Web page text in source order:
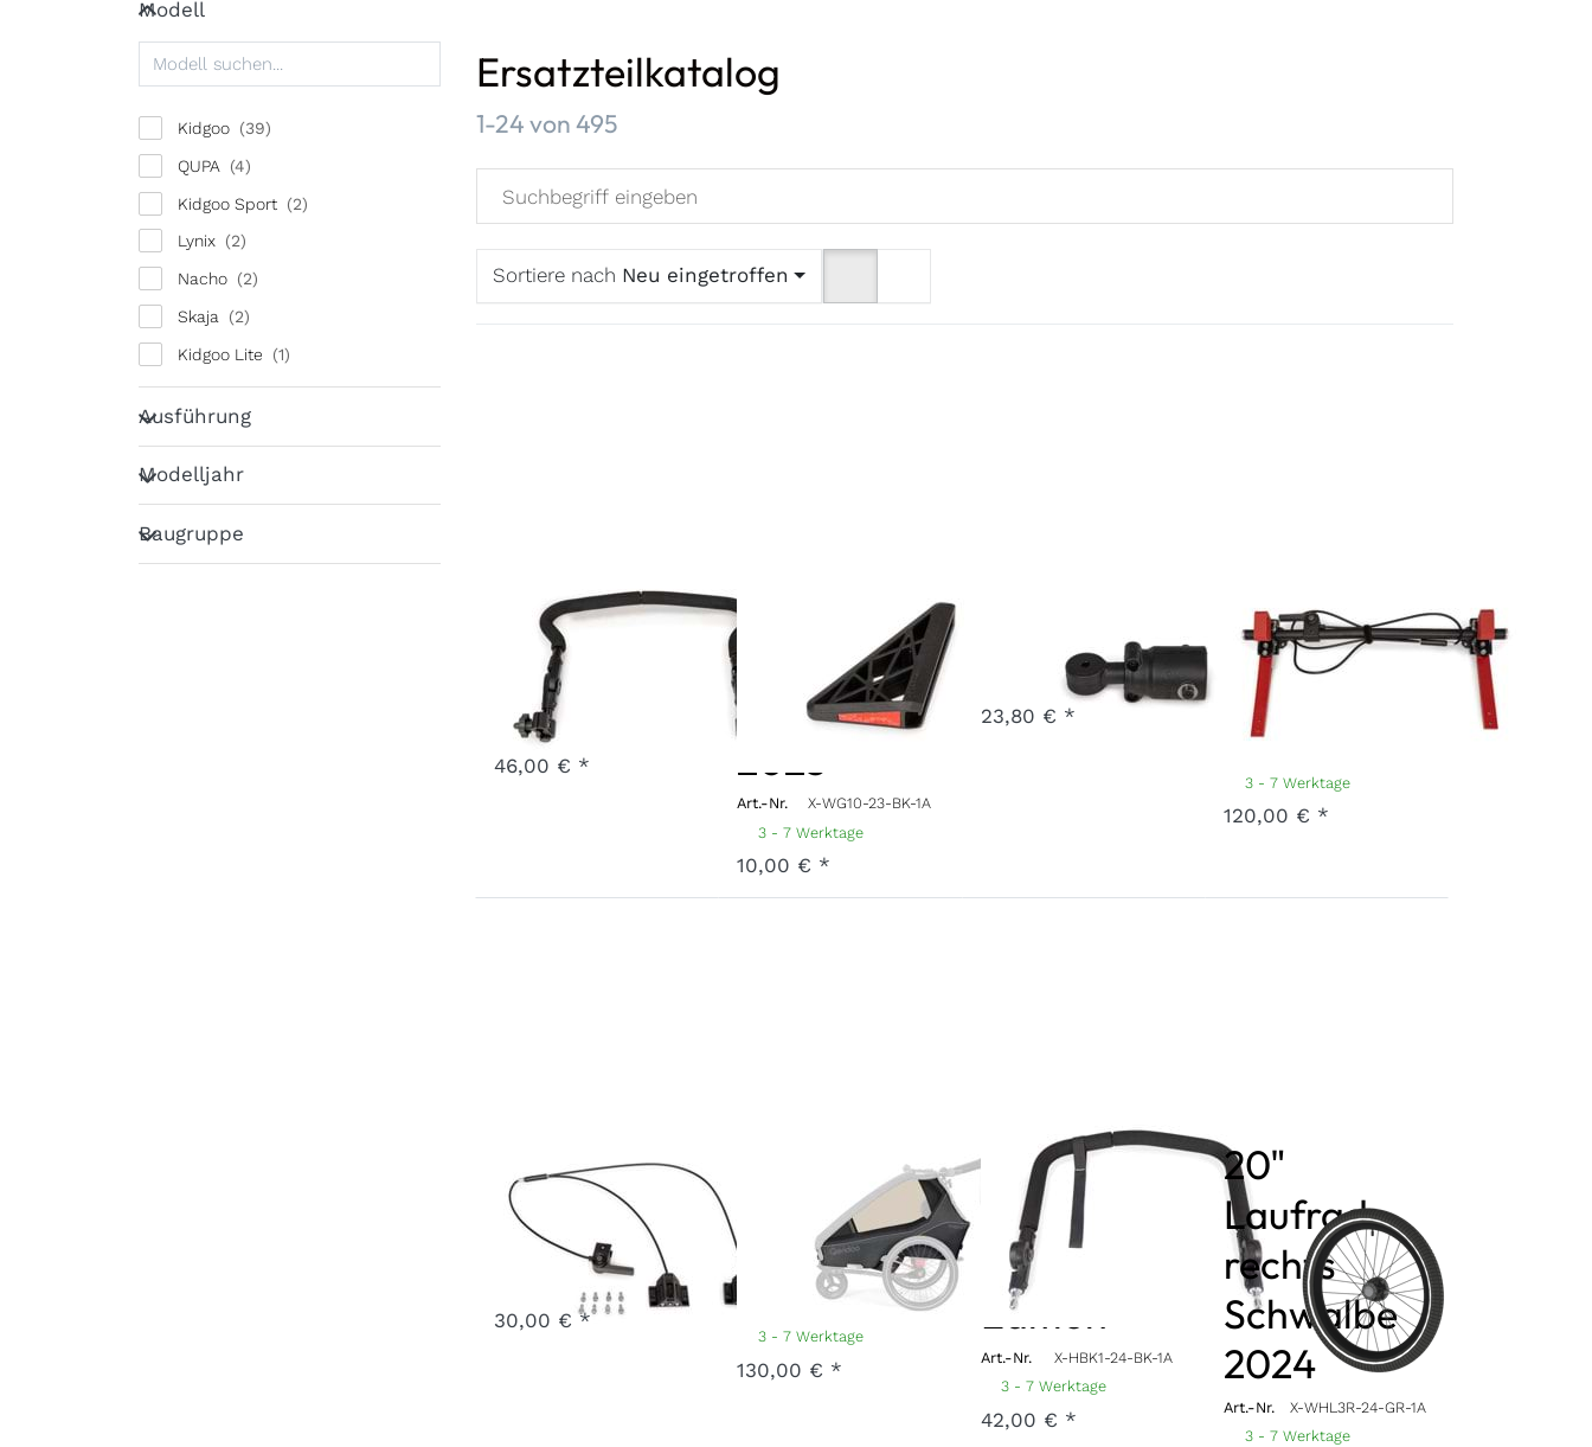
Modell
Kidgoo
QUPA
Kidgoo Sport
Lynix
Nacho
Skaja
Kidgoo Lite
Qubee
Qubee XL
Sportrex
Ausführung
Ausführung
Modelljahr
Modelljahr
Baugruppe
Baugruppe
Ersatzteilkatalog
Suchergebnisse:
1-24von495
Sortiere nach Neu eingetroffen
Schiebegriff
QUPA 2
Art.-Nr.
3 - 7 Werktage
46,00 € *
Radabweiser
Kopfprotektor
2023
Art.-Nr.
X-WG10-23-BK-1A
3 - 7 Werktage
10,00 € *
X-TBQ0-22-BK100
Ausverkauft - wird nachgeliefert, sobald wieder auf Lager.
23,80 € *
Achse Set
QUPA 2
2023
3 - 7 Werktage
120,00 € *
Handparkbremse
Zweisitzer
V-HPB20-22-BK
30,00 € *
Hauptbezug
Kidgoo 1
Steel Grey
F-MCK1-23-SG
3 - 7 Werktage
130,00 € *
Schiebegriff
Kidgoo 1
Fidlock
Edition
Art.-Nr.
X-HBK1-24-BK-1A
3 - 7 Werktage
42,00 € *
20"
Laufrad
rechts
Schwalbe
2024
Art.-Nr.
X-WHL3R-24-GR-1A
3 - 7 Werktage